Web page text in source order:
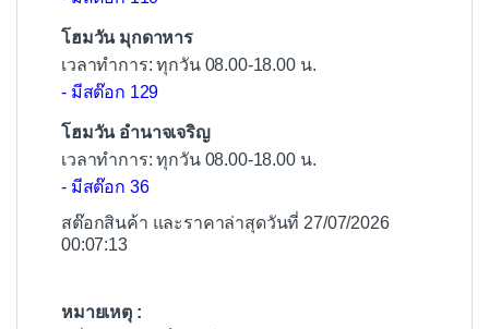
โฮมวัน มุกดาหาร
เวลาทำการ: ทุกวัน 08.00-18.00 น.
- มีสต๊อก 129
โฮมวัน อำนาจเจริญ
เวลาทำการ: ทุกวัน 08.00-18.00 น.
- มีสต๊อก 36
สต๊อกสินค้า และราคาล่าสุดวันที่ 27/07/2026
00:07:13
หมายเหตุ :